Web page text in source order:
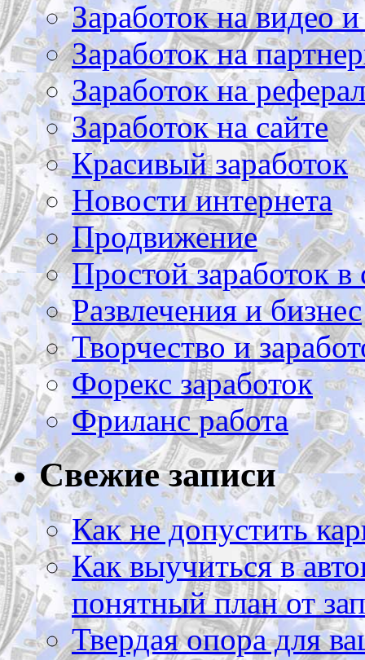
Заработок на видео
Заработок на
Заработок на
Заработок на сайте
Красивый заработок
Новости интернета
Продвижение
Простой заработок в
Развлечения и бизнес
Творчество и
Форекс заработок
Фриланс работа
Свежие записи
Как не допустить
Как выучиться в
понятный план от
Твердая опора для